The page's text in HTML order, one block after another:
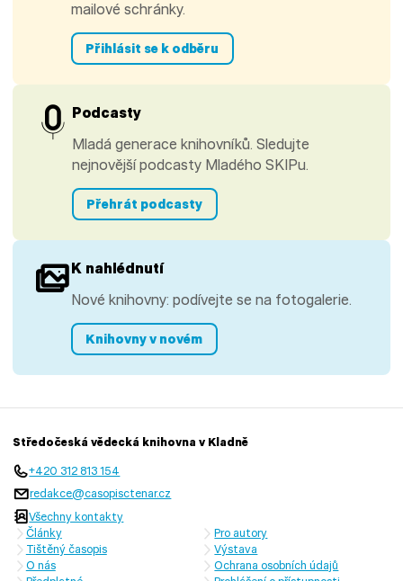
mailové schránky.
Přihlásit se k odběru
Podcasty
Mladá generace knihovníků. Sledujte
nejnovější podcasty Mladého SKIPu.
Přehrát podcasty
K nahlédnutí
Nové knihovny: podívejte se na fotogalerie.
Knihovny v novém
Středočeská vědecká knihovna v Kladně
+420 312 813 154
redakce@casopisctenar.cz
Všechny kontakty
Články
Tištěný časopis
O nás
Pro autory
Výstava
Ochrana osobních údajů